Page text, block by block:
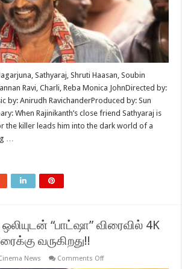
Lokesh
Kanagaraj
Style!
Sathyaraj, Shruti Haasan, Soubin
Ravi, Charli, Reba Monica JohnDirected by:
by: Anirudh RavichanderProduced by: Sun
When Rajinikanth’s close friend Sathyaraj is
the killer leads him into the dark world of a
…
“பாட்ஷா” விரைவில் 4K
வருகிறது!!
News Comments Offon